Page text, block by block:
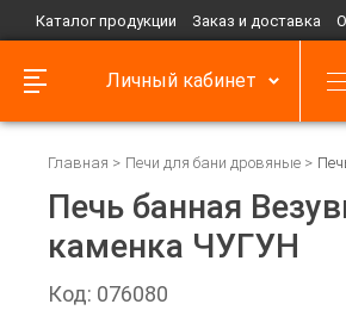
Каталог продукции Заказ и доставка
Личный кабинет
Главная Печи для бани дровяные
Печь банная
каменка ЧУГУН
Код: 076080